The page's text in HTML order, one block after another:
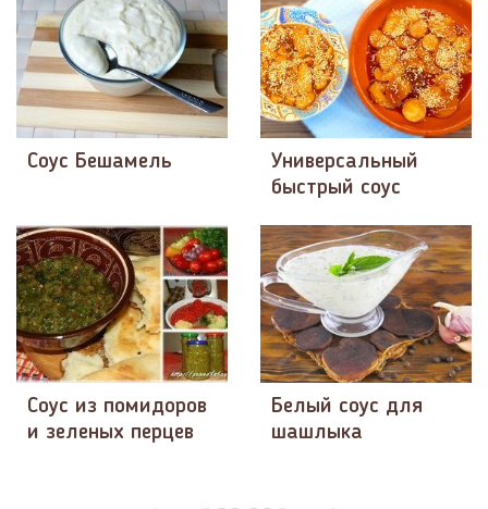
Соус Бешамель
Универсальный
быстрый соус
Соус из помидоров
и зеленых перцев
Белый соус для
шашлыка